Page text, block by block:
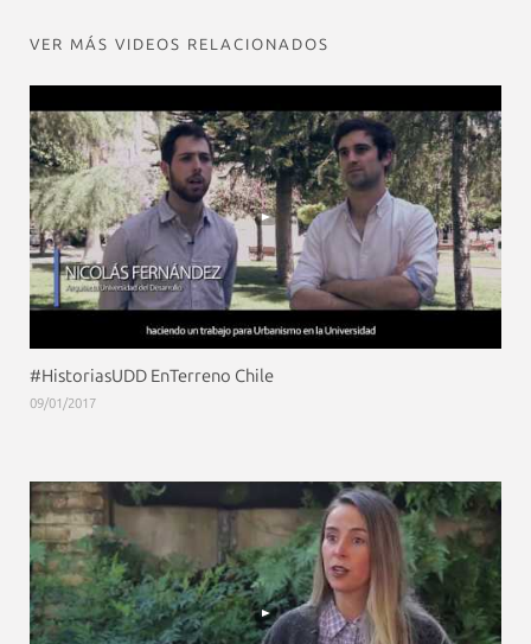
VER MÁS VIDEOS RELACIONADOS
#HistoriasUDD EnTerreno Chile
09/01/2017